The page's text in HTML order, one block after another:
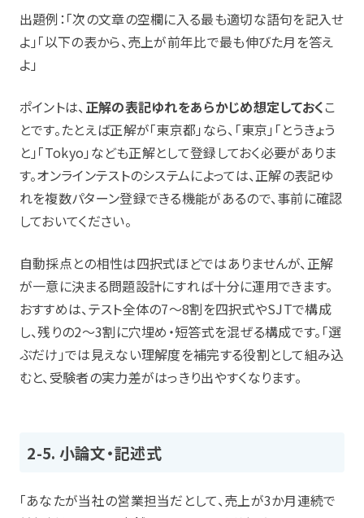
出題例：「次の文章の空欄に入る最も適切な語句を記入せ
よ」「以下の表から、売上が前年比で最も伸びた月を答え
よ」
ポイントは、正解の表記ゆれをあらかじめ想定しておくこ
とです。たとえば正解が「東京都」なら、「東京」「とうきょう
と」「Tokyo」なども正解として登録しておく必要がありま
す。オンラインテストのシステムによっては、正解の表記ゆ
れを複数パターン登録できる機能があるので、事前に確認
しておいてください。
自動採点との相性は四択式ほどではありませんが、正解
が一意に決まる問題設計にすれば十分に運用できます。
おすすめは、テスト全体の7〜8割を四択式やSJTで構成
し、残りの2〜3割に穴埋め・短答式を混ぜる構成です。「選
ぶだけ」では見えない理解度を補完する役割として組み込
むと、受験者の実力差がはっきり出やすくなります。
2-5. 小論文・記述式
「あなたが当社の営業担当だとして、売上が3か月連続で